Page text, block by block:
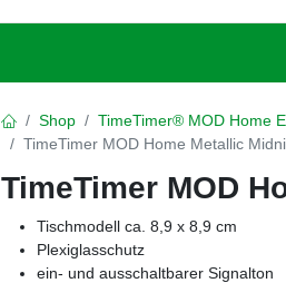
Shop
TimeTimer® MOD Home
TimeTimer MOD Home Metallic
TimeTimer MOD
Tischmodell ca. 8,9 x 8,9 cm
Plexiglasschutz
ein- und ausschaltbarer Signalton